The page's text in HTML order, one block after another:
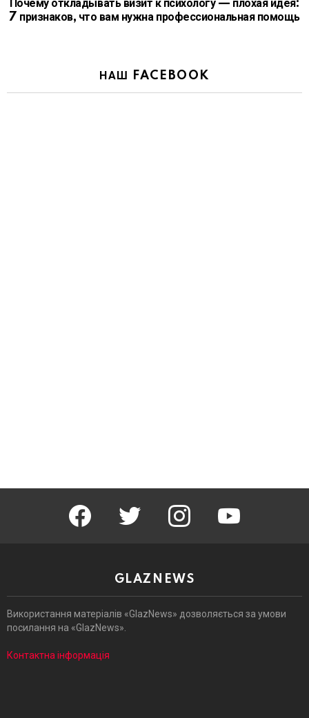
Почему откладывать визит к психологу — плохая идея:
7 признаков, что вам нужна профессиональная помощь
НАШ FACEBOOK
facebook twitter instagram
GLAZNEWS
Використання матеріалів «GlazNews» дозволяється за умови
посилання на «GlazNews».
Контактна інформація